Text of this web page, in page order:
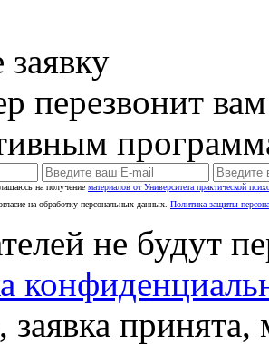
заявку
перезвонит
на получение материалов от Университета практической
на обработку персональных данных. Политика защиты
не будут
заявка